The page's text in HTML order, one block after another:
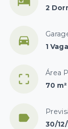
2
1 Vaga
Área
70 m²
30/